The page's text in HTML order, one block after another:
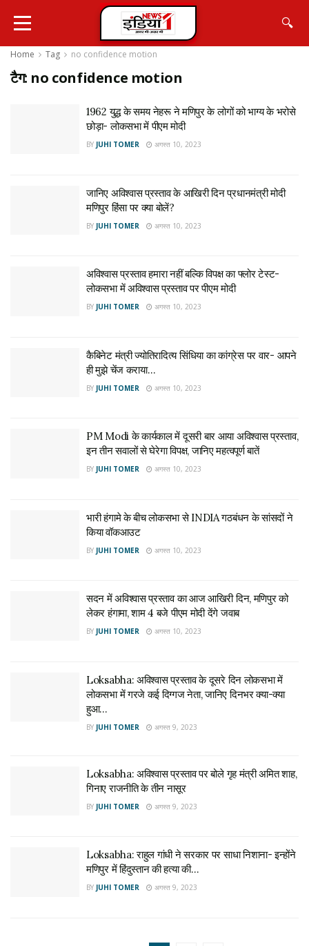
🔍
Home Tag no confidence motion
टैग: no confidence motion
1962 युद्ध के समय नेहरू ने मणिपुर के लोगों को भाग्य के भरोसे
छोड़ा- लोकसभा में पीएम मोदी
BY JUHI TOMER अगस्त 10, 2023
जानिए अविश्वास प्रस्ताव के आखिरी दिन प्रधानमंत्री मोदी
मणिपुर हिंसा पर क्या बोलें?
BY JUHI TOMER अगस्त 10, 2023
अविश्वास प्रस्ताव हमारा नहीं बल्कि विपक्ष का फ्लोर टेस्ट-
लोकसभा में अविश्वास प्रस्ताव पर पीएम मोदी
BY JUHI TOMER अगस्त 10, 2023
कैबिनेट मंत्री ज्योतिरादित्य सिंधिया का कांग्रेस पर वार- आपने
ही मुझे चेंज कराया…
BY JUHI TOMER अगस्त 10, 2023
PM Modi के कार्यकाल में दूसरी बार आया अविश्वास प्रस्ताव,
इन तीन सवालों से घेरेगा विपक्ष, जानिए महत्वपूर्ण बातें
BY JUHI TOMER अगस्त 10, 2023
भारी हंगामे के बीच लोकसभा से INDIA गठबंधन के सांसदों ने
किया वॉकआउट
BY JUHI TOMER अगस्त 10, 2023
सदन में अविश्वास प्रस्ताव का आज आखिरी दिन, मणिपुर को
लेकर हंगामा, शाम 4 बजे पीएम मोदी देंगे जवाब
BY JUHI TOMER अगस्त 10, 2023
Loksabha: अविश्वास प्रस्ताव के दूसरे दिन लोकसभा में
लोकसभा में गरजे कई दिग्गज नेता, जानिए दिनभर क्या-क्या
हुआ…
BY JUHI TOMER अगस्त 9, 2023
Loksabha: अविश्वास प्रस्ताव पर बोले गृह मंत्री अमित शाह,
गिनाए राजनीति के तीन नासूर
BY JUHI TOMER अगस्त 9, 2023
Loksabha: राहुल गांधी ने सरकार पर साधा निशाना- इन्होंने
मणिपुर में हिंदुस्तान की हत्या की…
BY JUHI TOMER अगस्त 9, 2023